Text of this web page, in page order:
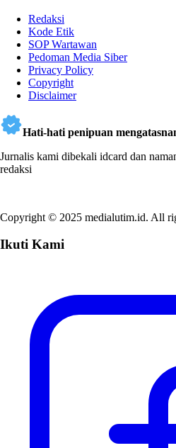
Redaksi
Kode Etik
SOP Wartawan
Pedoman Media Siber
Privacy Policy
Copyright
Disclaimer
Hati-hati penipuan
Jurnalis kami dibekali idcard dan
redaksi
Copyright © 2025 medialutim.id. All
Ikuti Kami